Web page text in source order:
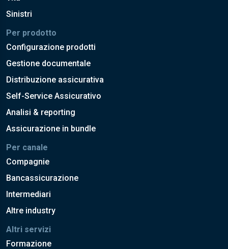
Sinistri
Per prodotto
Configurazione prodotti
Gestione documentale
Distribuzione assicurativa
Self-Service Assicurativo
Analisi & reporting
Assicurazione in bundle
Per canale
Compagnie
Bancassicurazione
Intermediari
Altre industry
Altri servizi
Formazione